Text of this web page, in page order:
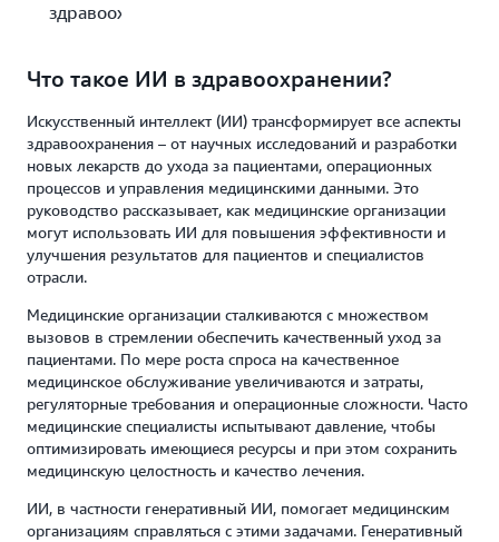
здравоохранении?
Что такое ИИ в здравоохранении?
Искусственный интеллект (ИИ) трансформирует все аспекты
здравоохранения – от научных исследований и разработки
новых лекарств до ухода за пациентами, операционных
процессов и управления медицинскими данными. Это
руководство рассказывает, как медицинские организации
могут использовать ИИ для повышения эффективности и
улучшения результатов для пациентов и специалистов
отрасли.
Медицинские организации сталкиваются с множеством
вызовов в стремлении обеспечить качественный уход за
пациентами. По мере роста спроса на качественное
медицинское обслуживание увеличиваются и затраты,
регуляторные требования и операционные сложности. Часто
медицинские специалисты испытывают давление, чтобы
оптимизировать имеющиеся ресурсы и при этом сохранить
медицинскую целостность и качество лечения.
ИИ, в частности генеративный ИИ, помогает медицинским
организациям справляться с этими задачами. Генеративный